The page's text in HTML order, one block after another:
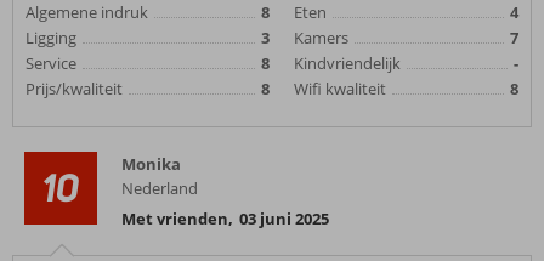
Algemene indruk
8
Ligging
3
Service
8
Prijs/kwaliteit
8
Eten
4
Kamers
7
Kindvriendelijk
-
Wifi kwaliteit
8
10
Monika
Nederland
Met vrienden, 03 juni 2025